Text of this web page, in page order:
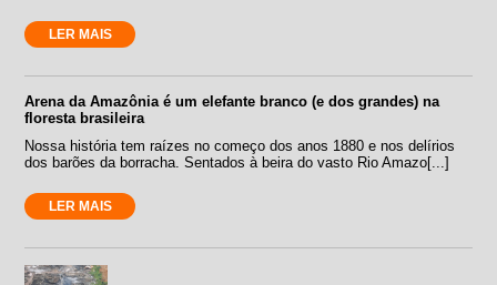
LER MAIS
Arena da Amazônia é um elefante branco (e dos grandes) na
floresta brasileira
Nossa história tem raízes no começo dos anos 1880 e nos delírios
dos barões da borracha. Sentados à beira do vasto Rio Amazo[...]
LER MAIS